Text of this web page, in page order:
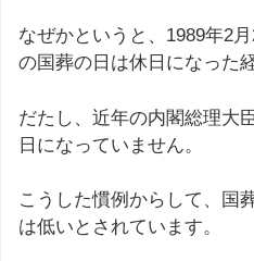
なぜかというと、1989年2
の国葬の日は休日になった
だたし、近年の内閣総理大
日になっていません。
こうした慣例からして、国
は低いとされています。